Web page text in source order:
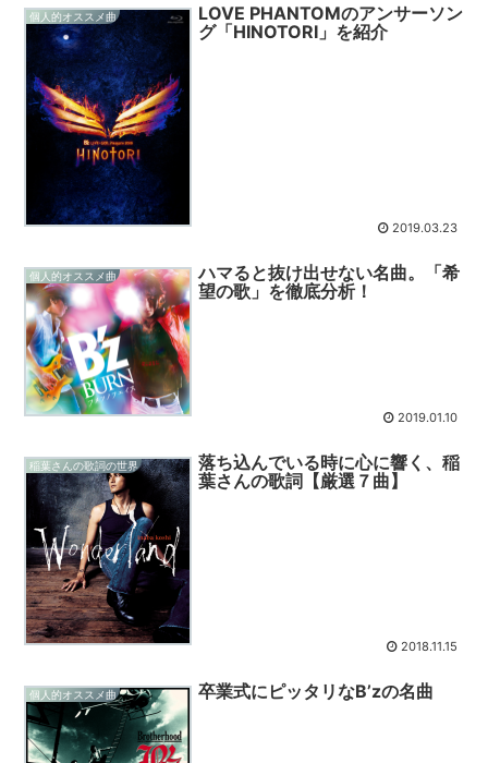
個人的オススメ曲
LOVE PHANTOMのアンサーソン
グ「HINOTORI」を紹介
2019.03.23
個人的オススメ曲
ハマると抜け出せない名曲。「希
望の歌」を徹底分析！
2019.01.10
稲葉さんの歌詞の世界
落ち込んでいる時に心に響く、稲
葉さんの歌詞【厳選７曲】
2018.11.15
個人的オススメ曲 卒業式にピッタリなB’zの名曲